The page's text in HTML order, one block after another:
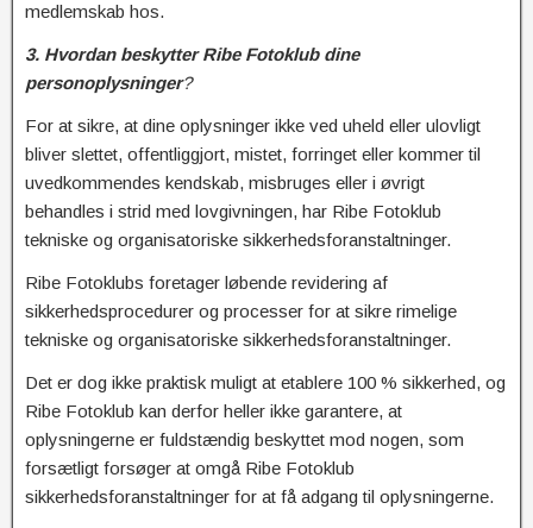
medlemskab hos.
3. Hvordan beskytter Ribe Fotoklub dine
personoplysninger?
For at sikre, at dine oplysninger ikke ved uheld eller ulovligt
bliver slettet, offentliggjort, mistet, forringet eller kommer til
uvedkommendes kendskab, misbruges eller i øvrigt
behandles i strid med lovgivningen, har Ribe Fotoklub
tekniske og organisatoriske sikkerhedsforanstaltninger.
Ribe Fotoklubs foretager løbende revidering af
sikkerhedsprocedurer og processer for at sikre rimelige
tekniske og organisatoriske sikkerhedsforanstaltninger.
Det er dog ikke praktisk muligt at etablere 100 % sikkerhed, og
Ribe Fotoklub kan derfor heller ikke garantere, at
oplysningerne er fuldstændig beskyttet mod nogen, som
forsætligt forsøger at omgå Ribe Fotoklub
sikkerhedsforanstaltninger for at få adgang til oplysningerne.